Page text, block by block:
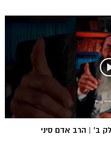
ב’ | הרב אדם סיני